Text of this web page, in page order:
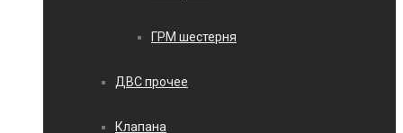
ГРМ шестерня
ДВС прочее
Клапана